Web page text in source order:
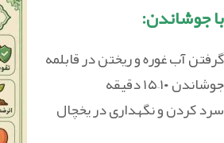
با جوشاندن:
گرفتن آب غوره و ریختن در قابلمه
جوشاندن ۱۰–۱۵ دقیقه
سرد کردن و نگهداری در یخچال